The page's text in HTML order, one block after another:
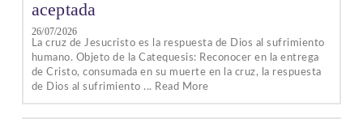
aceptada
26/07/2026
La cruz de Jesucristo es la respuesta de Dios al sufrimiento
humano. Objeto de la Catequesis: Reconocer en la entrega
de Cristo, consumada en su muerte en la cruz, la respuesta
de Dios al sufrimiento ... Read More